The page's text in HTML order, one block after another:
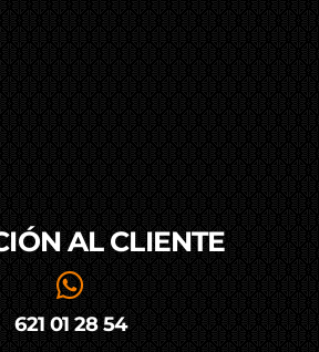
AL CLIENTE
621 01 28 54